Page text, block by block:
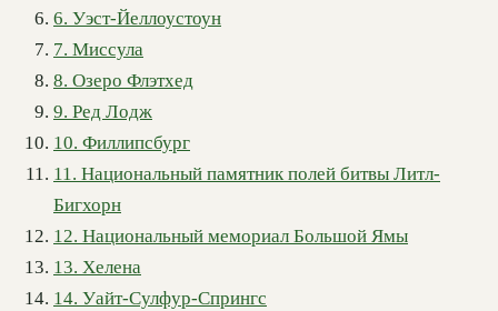
6. Уэст-Йеллоустоун
7. Миссула
8. Озеро Флэтхед
9. Ред Лодж
10. Филлипсбург
11. Национальный памятник полей битвы Литл-
Бигхорн
12. Национальный мемориал Большой Ямы
13. Хелена
14. Уайт-Сулфур-Спрингс